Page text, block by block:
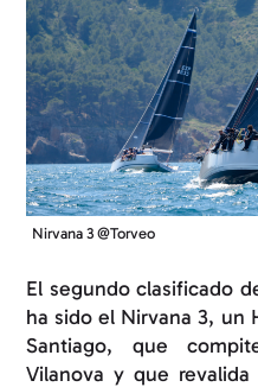
Nirvana 3 @Torveo
El segundo clasificado
ha sido el Nirvana 3, un
Santiago, que
Vilanova y que